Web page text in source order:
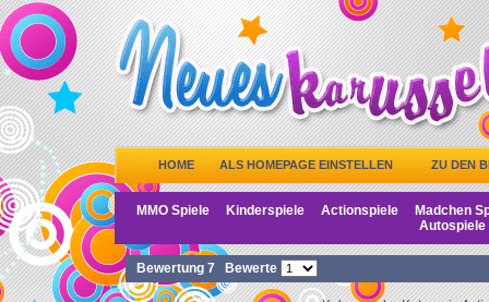
HOME ALS HOMEPAGE EINSTELLEN ZU DEN
MMO Spiele Kinderspiele Actionspiele
Madchen
Autospiele
Bewertung 7 Bewerte